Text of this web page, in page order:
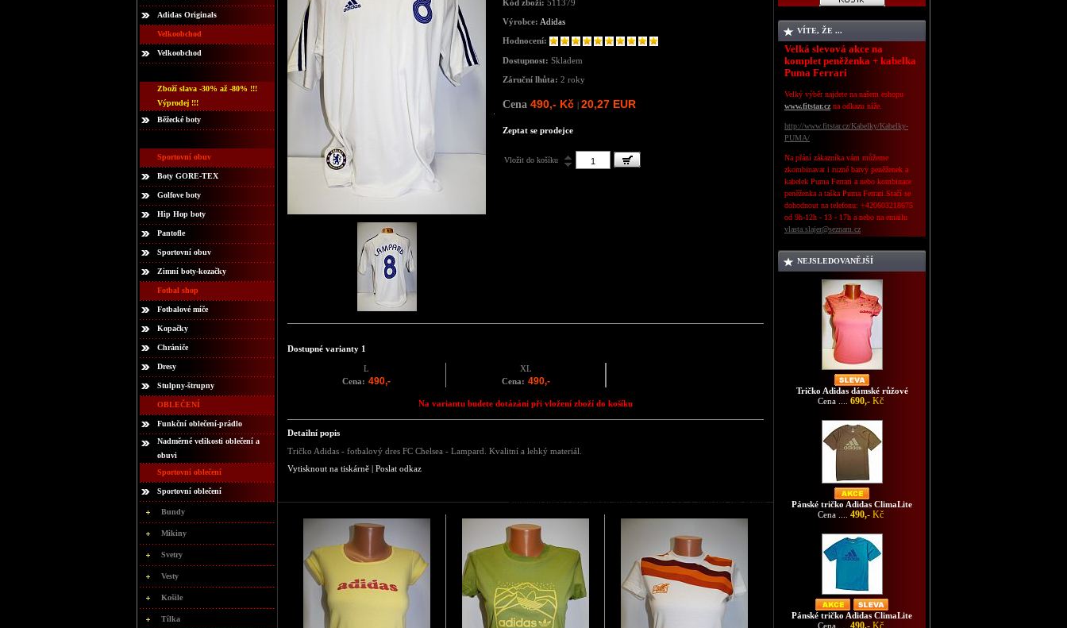
Adidas Originals
Velkoobchod
Velkoobchod
Zboží slava -30% až -80% !!!
Výprodej !!!
Běžecké boty
Sportovní obuv
Boty GORE-TEX
Golfove boty
Hip Hop boty
Pantofle
Sportovní obuv
Zimní boty-kozačky
Fotbal shop
Fotbalové míče
Kopačky
Chrániče
Dresy
Stulpny-štrupny
OBLEČENÍ
Funkční oblečení-prádlo
Nadměrné velikosti oblečení a
obuvi
Sportovní oblečení
Sportovní oblečení
Bundy
Mikiny
Svetry
Vesty
Košile
Tílka
Kód zboží: 511379
Výrobce: Adidas
Hodnocení:
Dostupnost: Skladem
Záruční lhůta: 2 roky
Cena 490,- Kč 20,27 EUR
Zeptat se prodejce
Vložit do košíku
Dostupné varianty 1
L
Cena: 490,-
XL
Cena: 490,-
Na variantu budete dotázáni při vložení zboží do košíku
Detailní popis
Tričko Adidas - fotbalový dres FC Chelsea - Lampard. Kvalitní a lehký materiál.
Vytisknout na tiskárně | Poslat odkaz
Podobné zboží jako Tričko Adidas pánské CFC Lampard Tee White
VÍTE, ŽE ...
Velká slevová akce na
komplet peněženka + kabelka
Puma Ferrari
Velký výběr najdete na našem eshopu
www.fitstar.cz na odkazu níže.
http://www.fitstar.cz/Kabelky/Kabelky-
PUMA/
Na přání zákazníka vám můžeme
zkombinavat i ruzné barvy peněženek a
kabelek Puma Ferrari a nebo kombinace
peněženka a taška Puma Ferrari.Stačí se
dohodnout na telefonu: +420603218675
od 9h-12h - 13 - 17h a nebo na emailu
vlasta.slajer@seznam.cz
NEJSLEDOVANĚJŠÍ
Tričko Adidas dámské růžové
Cena .... 690,- Kč
Pánské tričko Adidas ClimaLite
Cena .... 490,- Kč
Pánské tričko Adidas ClimaLite
Cena .... 490,- Kč